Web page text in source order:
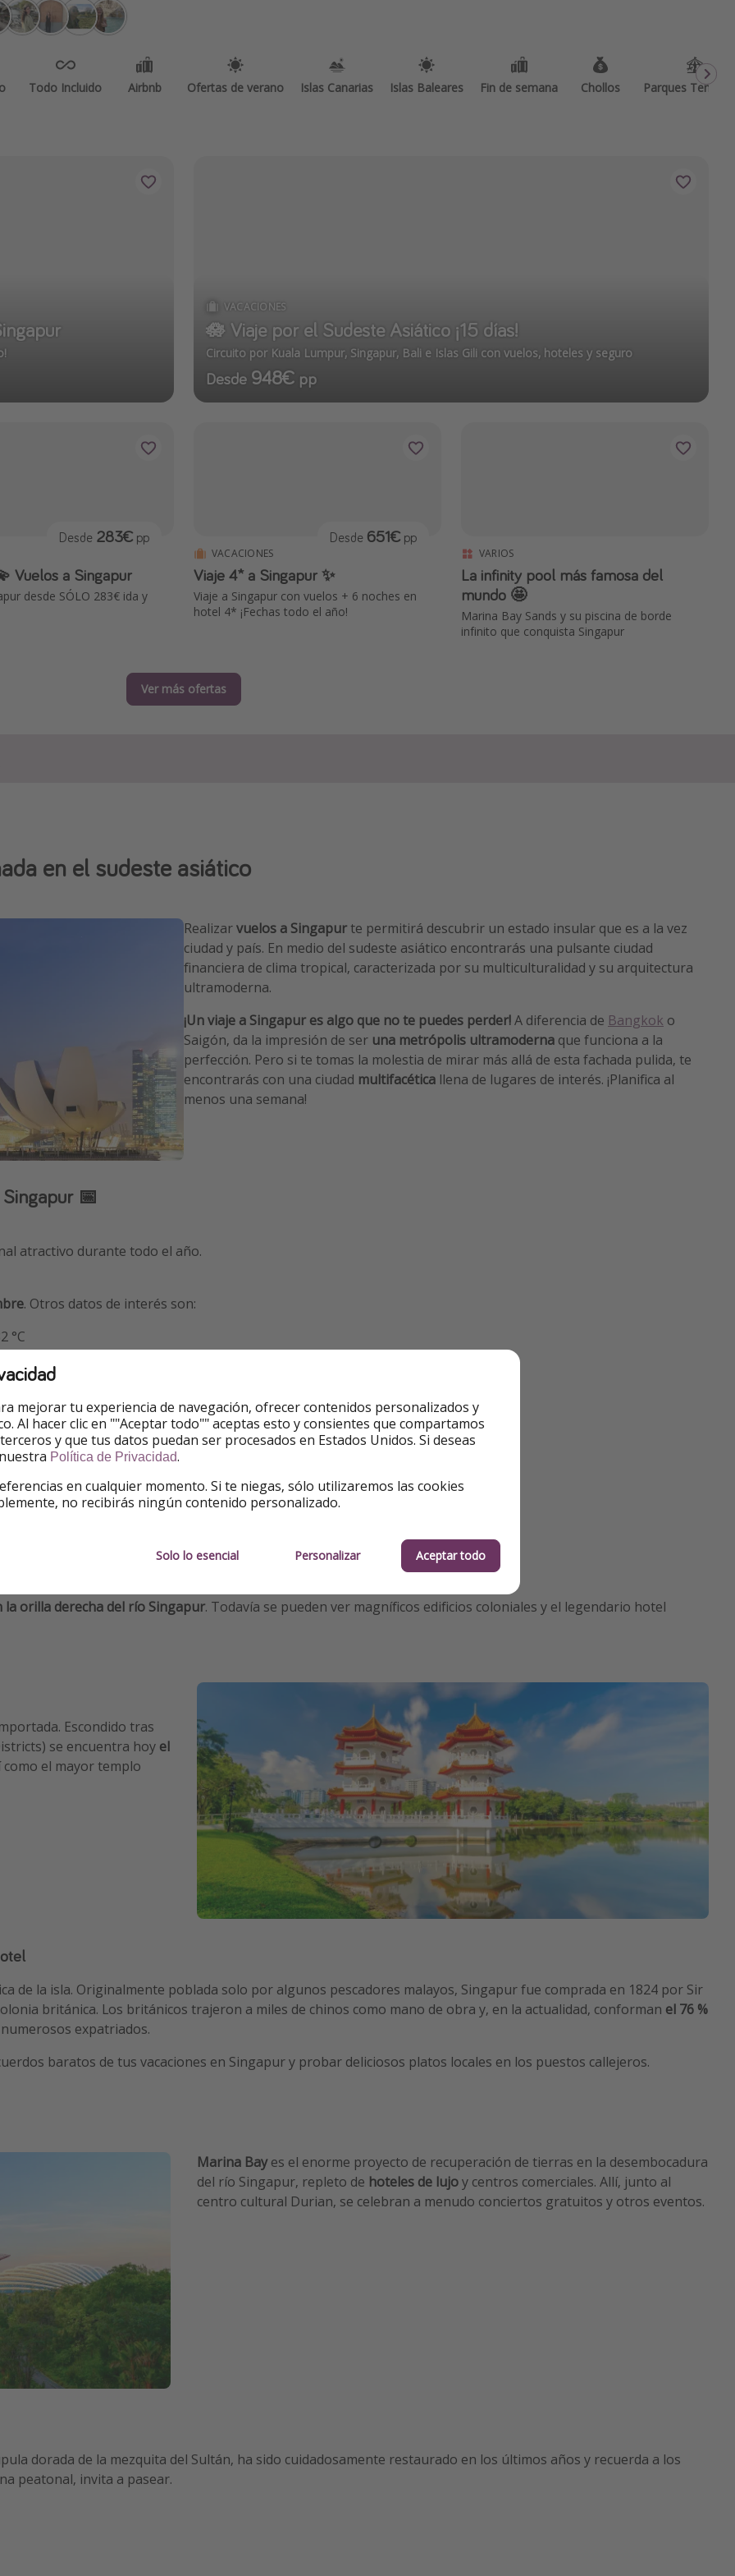
Todo Incluido Airbnb Ofertas de verano Islas Canarias Islas Baleares Fin de semana Chollos Parques
VACACIONES
🪷 Viaje por el Sudeste Asiático ¡15 días!
Circuito por Kuala Lumpur, Singapur, Bali e Islas Gili con vuelos, hoteles y seguro
Desde 948€ pp
Vuelos a Singapur
desde SÓLO 283€ ida y
Desde 283€ pp
VACACIONES
Viaje 4* a Singapur ✨
Viaje a Singapur con vuelos + 6 noches en
hotel 4* ¡Fechas todo el año!
Desde 651€ pp
VARIOS
La infinity pool más famosa del
mundo 🤩
Marina Bay Sands y su piscina de borde
infinito que conquista Singapur
Ver más ofertas
en el sudeste asiático
Realizarvuelos a Singapur te permitirá descubrir un estado insular que es a la vez
ciudad y país. En medio del sudeste asiático encontrarás una pulsante ciudad
financiera de clima tropical, caracterizada por su multiculturalidad y su arquitectura
ultramoderna.
¡Un viaje a Singapur es algo que no te puedes perder!A diferencia de Bangkok o
Saigón, da la impresión de ser una metrópolis ultramoderna que funciona a la
perfección. Pero si te tomas la molestia de mirar más allá de esta fachada pulida, te
encontrarás con una ciudad multifacética llena de lugares de interés. ¡Planifica al
menos una semana!
📅
atractivo durante todo el año.
. Otros datos de interés son:
°C
con una temperatura del agua de unos 27 °C
la orilla derecha del río Singapur. Todavía se pueden ver magníficos edificios coloniales y el legendario hotel
Escondido tras
se encuentra hoy el
el mayor templo
de la isla. Originalmente poblada solo por algunos pescadores malayos, Singapur fue comprada en 1824 por Sir
británica. Los británicos trajeron a miles de chinos como mano de obra y, en la actualidad, conforman el 76 %
expatriados.
baratos de tus vacaciones en Singapur y probar deliciosos platos locales en los puestos callejeros.
Marina Bayes el enorme proyecto de recuperación de tierras en la desembocadura
del río Singapur, repleto de hoteles de lujoy centros comerciales. Allí, junto al
centro cultural Durian, se celebran a menudo conciertos gratuitos y otros eventos.
dorada de la mezquita del Sultán, ha sido cuidadosamente restaurado en los últimos años y recuerda a los
peatonal, invita a pasear.
mejorar tu experiencia de navegación, ofrecer contenidos personalizados y
Al hacer clic en ""Aceptar todo"" aceptas esto y consientes que compartamos
y que tus datos puedan ser procesados en Estados Unidos. Si deseas
Política de Privacidad.
en cualquier momento. Si te niegas, sólo utilizaremos las cookies
no recibirás ningún contenido personalizado.
Solo lo esencial Personalizar Aceptar todo